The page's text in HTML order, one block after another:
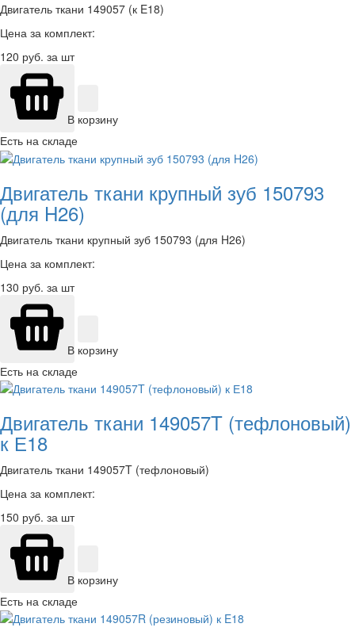
Двигатель ткани 149057 (к E18)
Цена за комплект:
120 руб. за шт
В корзину
Есть на складе
Двигатель ткани крупный зуб 150793
(для H26)
Двигатель ткани крупный зуб 150793 (для H26)
Цена за комплект:
130 руб. за шт
В корзину
Есть на складе
Двигатель ткани 149057T (тефлоновый)
к Е18
Двигатель ткани 149057T (тефлоновый)
Цена за комплект:
150 руб. за шт
В корзину
Есть на складе